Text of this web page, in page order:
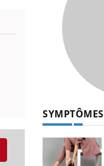
SYMPTÔMES